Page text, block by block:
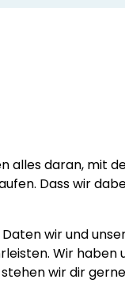
29,99 €
Personalisierbarer
mit Logo und Gesicht
39,99 €
alles daran, mit
Dass wir
wir und
Wir
wir dir